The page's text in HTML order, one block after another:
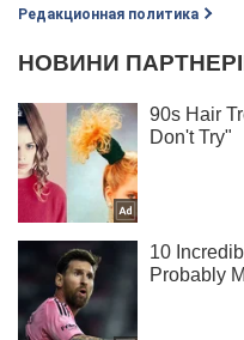
Редакционная политика